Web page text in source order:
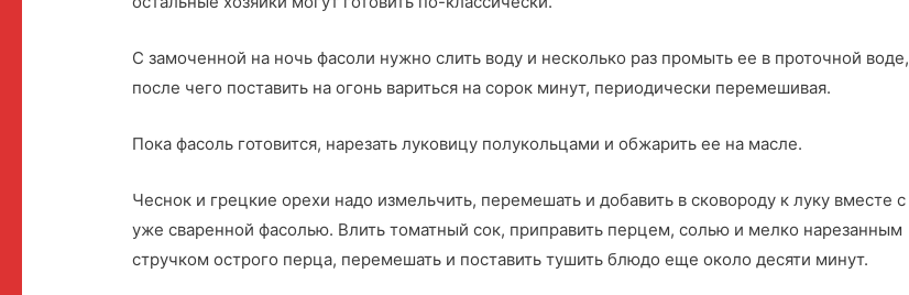
С замоченной на ночь фасоли нужно слить воду и несколько раз промыть ее в проточной воде,
после чего поставить на огонь вариться на сорок минут, периодически перемешивая.
Пока фасоль готовится, нарезать луковицу полукольцами и обжарить ее на масле.
Чеснок и грецкие орехи надо измельчить, перемешать и добавить в сковороду к луку вместе с
уже сваренной фасолью. Влить томатный сок, приправить перцем, солью и мелко нарезанным
стручком острого перца, перемешать и поставить тушить блюдо еще около десяти минут.